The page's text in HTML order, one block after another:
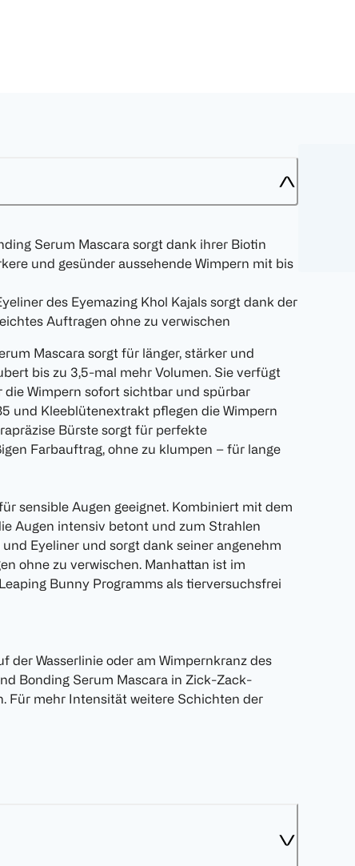
Serum Mascara sorgt dank ihrer Biotin
und gesünder aussehende Wimpern mit bis
des Eyemazing Khol Kajals sorgt dank der
Auftragen ohne zu verwischen
Mascara sorgt für länger, stärker und
bis zu 3,5-mal mehr Volumen. Sie verfügt
Wimpern sofort sichtbar und spürbar
und Kleeblütenextrakt pflegen die Wimpern
Bürste sorgt für perfekte
Farbauftrag, ohne zu klumpen – für lange
sensible Augen geeignet. Kombiniert mit dem
Augen intensiv betont und zum Strahlen
Eyeliner und sorgt dank seiner angenehm
ohne zu verwischen. Manhattan ist im
Bunny Programms als tierversuchsfrei
der Wasserlinie oder am Wimpernkranz des
Bonding Serum Mascara in Zick-Zack-
Für mehr Intensität weitere Schichten der